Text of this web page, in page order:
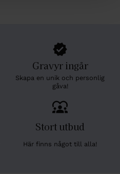
Gravyr ingår
Skapa en unik och personlig
gåva!
Stort utbud
Här finns något till alla!